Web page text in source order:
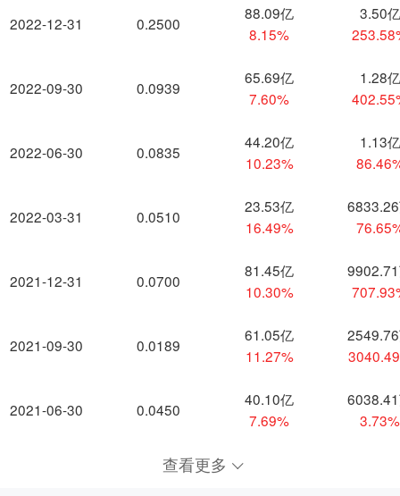
2022-12-31
2022-09-30
2022-06-30
2022-03-31
2021-12-31
2021-09-30
2021-06-30
0.2500
88.09亿
8.15%
3.50亿
0.0939
65.69亿
7.60%
1.28亿
0.0835
44.20亿
10.23%
1.13亿
0.0510
23.53亿
16.49%
0.0700
81.45亿
10.30%
0.0189
61.05亿
11.27%
0.0450
40.10亿
7.69%
3.73%
查看更多